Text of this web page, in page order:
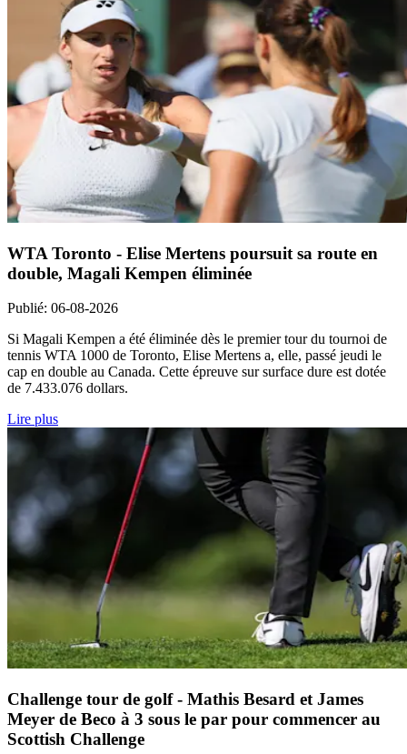
WTA Toronto - Elise Mertens poursuit sa route en
double, Magali Kempen éliminée
Publié: 06-08-2026
Si Magali Kempen a été éliminée dès le premier tour du tournoi de
tennis WTA 1000 de Toronto, Elise Mertens a, elle, passé jeudi le
cap en double au Canada. Cette épreuve sur surface dure est dotée
de 7.433.076 dollars.
Lire plus
Challenge tour de golf - Mathis Besard et James
Meyer de Beco à 3 sous le par pour commencer au
Scottish Challenge